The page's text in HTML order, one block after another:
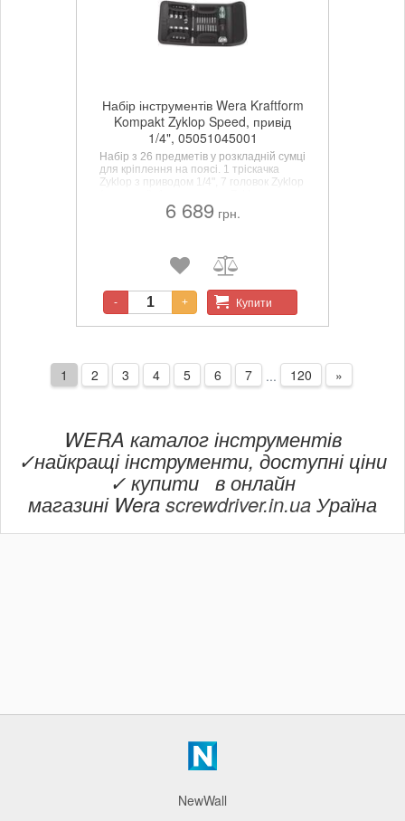
Набір інструментів Wera Kraftform
Kompakt Zyklop Speed, привід
1/4", 05051045001
Набір з 26 предметів у розкладній сумці
для кріплення на поясі. 1 тріскачка
Zyklop з приводом 1/4", 7 головок Zyklop
(довгий) з муфтою вільного ходу, 1
перехідник, 16 біт довжиною 50 мм.
6 689 грн.
- + Купити
1 2 3 4 5 6 7 ... 120 »
WERA каталог інструментів
✓найкращі інструменти, доступні ціни
✓ купити в онлайн
магазині Werascrewdriver.in.uaУраїна
NewWall